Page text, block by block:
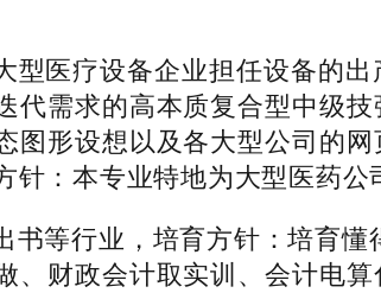
医疗设备企业担任设备的出
代需求的高本质复合型中级
图形设想以及各大型公司的
针：本专业特地为大型医药
等行业，培育方针：培育懂
、财政会计取实训、会计电